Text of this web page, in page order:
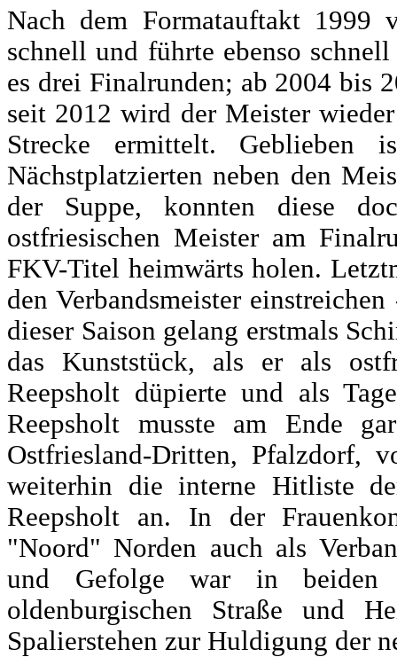
Nach dem Formatauftakt 1999
schnell und führte ebenso
es drei Finalrunden; ab 2004 bis
seit 2012 wird der Meister
Strecke ermittelt. Geblieben
Nächstplatzierten neben den
der Suppe, konnten diese
ostfriesischen Meister am
FKV-Titel heimwärts holen.
den Verbandsmeister
dieser Saison gelang erstmals
das Kunststück, als er als
Reepsholt düpierte und als
Reepsholt musste am Ende
Ostfriesland-Dritten, Pfalzdorf,
weiterhin die interne Hitliste
Reepsholt an. In der
"Noord" Norden auch als
und Gefolge war in beiden
oldenburgischen Straße und
Spalierstehen zur Huldigung der